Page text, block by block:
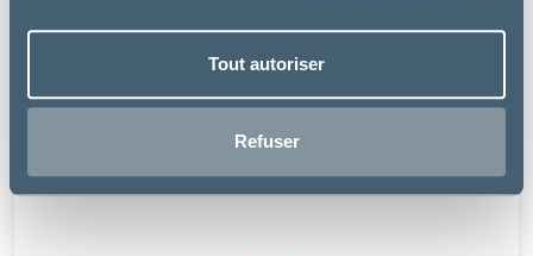
Tout autoriser
Refuser